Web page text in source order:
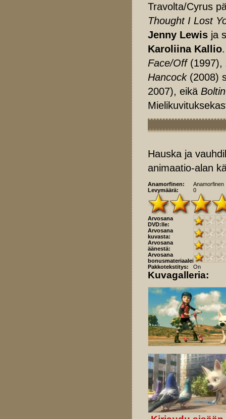
Travolta/Cyrus
Thought I Lost
Jenny Lewis ja
Karoliina Kallio
Face/Off(1997),
Hancock(2008)
2007), eikä Boltin
Hauska ja
animaatio-alan
Anamorfinen:
Anamorfinen
Levymäärä:
0
Arvosana
DVD:lle:
Arvosana
kuvasta:
Arvosana
äänestä:
Arvosana
bonusmateriaaleista:
Pakkotekstitys:
On
Kuvagalleria: